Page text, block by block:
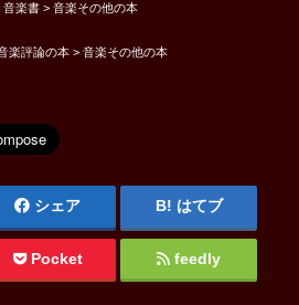
音楽書 > 音楽その他の本
楽評論の本 > 音楽その他の本
シェア はてブ
Pocket feedly